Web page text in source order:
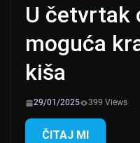
U četvrtak
moguća
kiša
29/01/2025 399 Views
ČITAJ MI